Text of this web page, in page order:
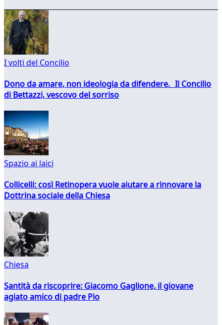
I volti del Concilio
Dono da amare, non ideologia da difendere. Il Concilio
di Bettazzi, vescovo del sorriso
Spazio ai laici
Collicelli: così Retinopera vuole aiutare a rinnovare la
Dottrina sociale della Chiesa
Chiesa
Santità da riscoprire: Giacomo Gaglione, il giovane
agiato amico di padre Pio